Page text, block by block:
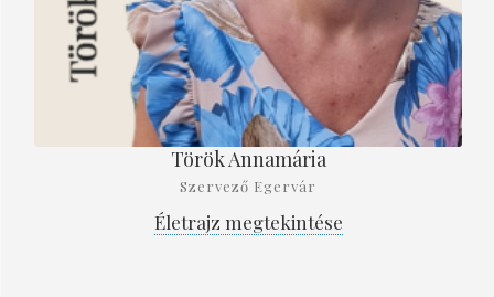
Török Annamária
Szervező Egervár
Életrajz megtekintése